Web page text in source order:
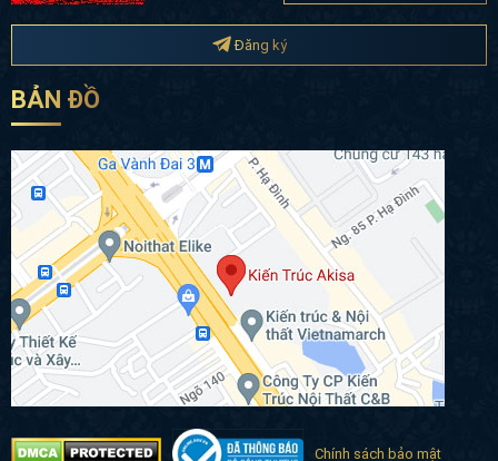
Đăng ký
BẢN ĐỒ
Chính sách bảo mật